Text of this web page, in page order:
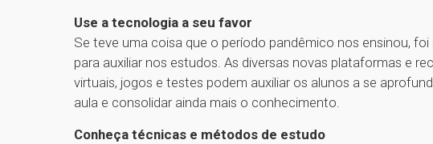
Use a tecnologia a seu favor
Se teve uma coisa que o período pandêmico nos ensinou,
para auxiliar nos estudos. As diversas novas plataformas e
virtuais, jogos e testes podem auxiliar os alunos a se
aula e consolidar ainda mais o conhecimento.
Conheça técnicas e métodos de estudo